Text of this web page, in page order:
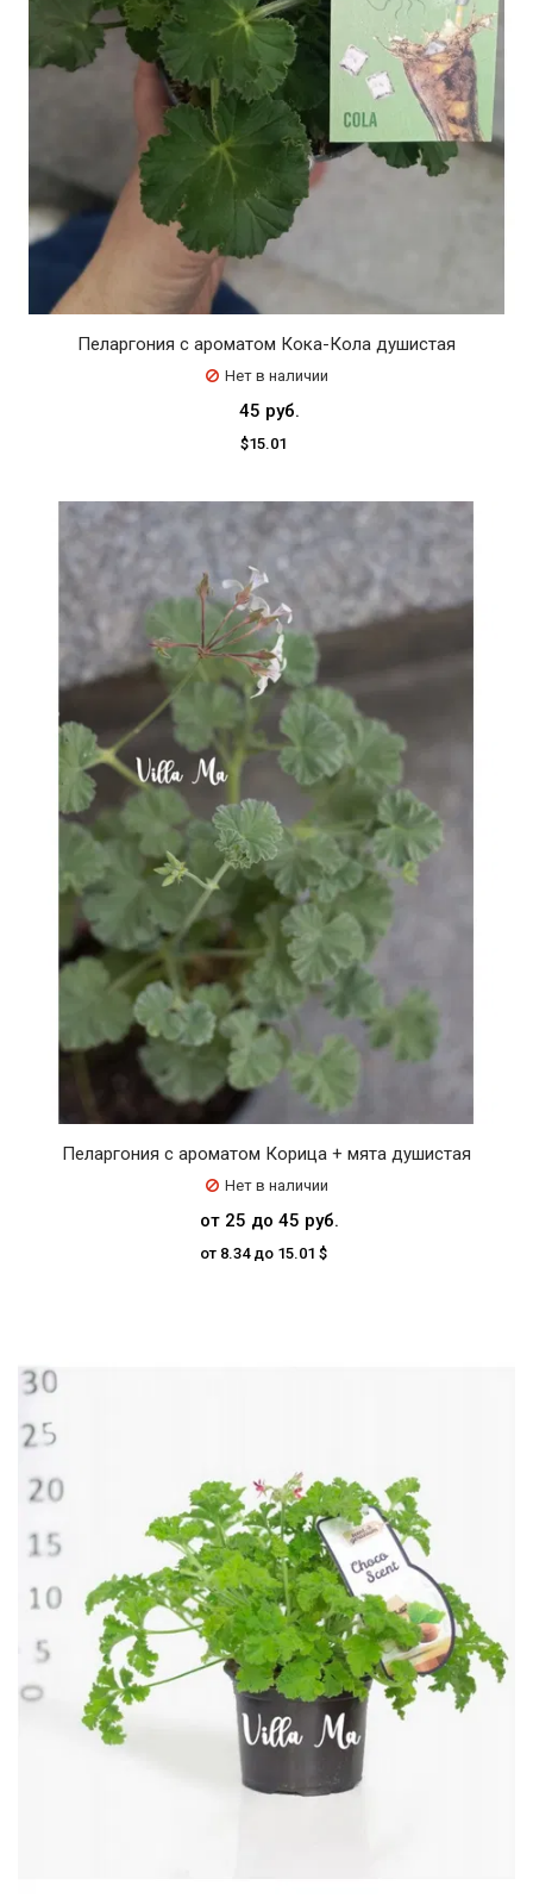
Пеларгония с ароматом Кока-Кола душистая
Нет в наличии
45 руб.
$15.01
Пеларгония с ароматом Корица + мята душистая
Нет в наличии
от 25 до 45 руб.
от 8.34 до 15.01 $